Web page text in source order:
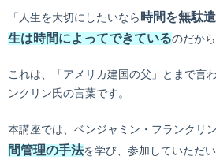
「人生を大切にしたいなら 時間を無駄
生は時間によってできているのだから
これは、「アメリカ建国の父」とまで言
ンクリン氏の言葉です。
本講座では、ベンジャミン・フランクリ
間管理の手法を学び、参加していただ